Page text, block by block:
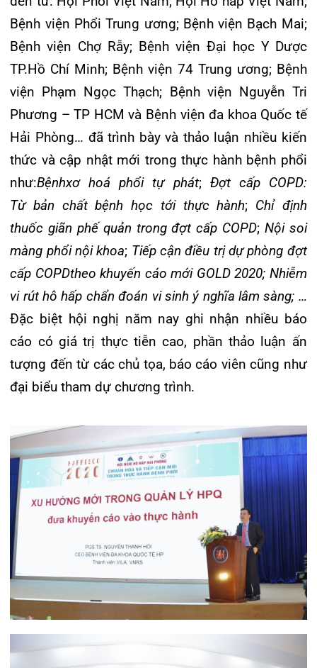
Xanh – Giám đốc Sở Y tế Hải Phòng cũng nhấn
mạnh, Hội nghị đã trở thành diễn đàn lớn để giao
lưu, học hỏi, nâng cao trình độ chuyên môn,
nghiệp vụ không chỉ cho bác sĩ, điều dưỡng trên
địa bàn Hải Phòng mà cho các y bác sĩ từ nhiều
tỉnh, thành phố phía Bắc Việt Nam.Giám đốc Sở
cũng biểu dương những nỗ lực của Bệnh viện đa
khoa Quốc tế Hải Phòng trong nhiều năm đã phối
hợp cùng Hội Hô Hấp Việt Nam, Hội Phổi Việt
Nam, Thành hội Y dược học Hải Phòng tổ chức
thành công Hội nghị Hô hấp Hải Phòng –
TS.BSCKII Phạm Thu Xanh – Giám đốc Sở Y tế
Hải Phòng phát biểu tại Hội nghị
Trước đó vào chiều ngày 23/10,chương trình đào
tạo y khoa liên tục (CME) đã được tổ chức thành
công.Sau nửa ngày làm việc tích cực và hiệu quả,
chương trình tập huấn với 6 phần báo cáo và thảo
luận đã thu được kết quả tốt đẹp, đạt được mục
tiêu đề ra, ghi nhận nhiều trao đổi, đóng góp sôi
nổi và ấn tượng. Kết thúc hội nghị, Ban tổ chức
đã trao chứng nhận CME cho các học viên tham
gia chương trình. Hội nghị Hô hấp Hải Phòng –
Hapresco 2020đã để lại nhiều dấu ấn tốt đẹp,trở